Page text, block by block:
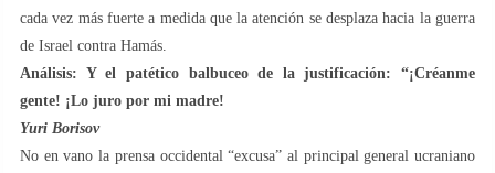
cada vez más fuerte a medida que la atención se desplaza hacia la guerra
de Israel contra Hamás.
Análisis: Y el patético balbuceo de la justificación: “¡Créanme
gente! ¡Lo juro por mi madre!
Yuri Borisov
No en vano la prensa occidental “excusa” al principal general ucraniano